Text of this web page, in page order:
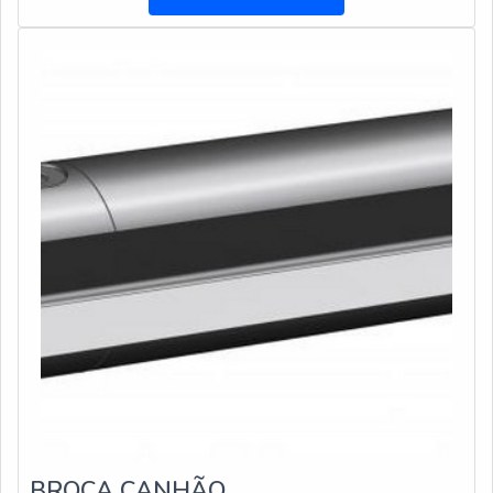
clientes.DETALHES SOBRE O BRUNIDOR
alta qualidade onde são realizadas as atividades e
biblioteca técnica de apoio, tudo para garantir brunidor
usinagem com assertividade.Há muitas maneiras
eficientes de uma empresa demonstrar competência,
excelência e destaque em uma área de atuação. A DFG
Ferramentas se mostra referência por ter: Soluções em
usinagem, fixação e montagem para os mais diversos
segmentos desses mercados; Setor exclusivo de
assistência técnica para suprir a necessidade de cada
cliente; Estrutura suficiente para atender todas as
demandas.Sem trocar o foco sobre o brunidor usinagem,
primordiais que são deixados de lado por muitas